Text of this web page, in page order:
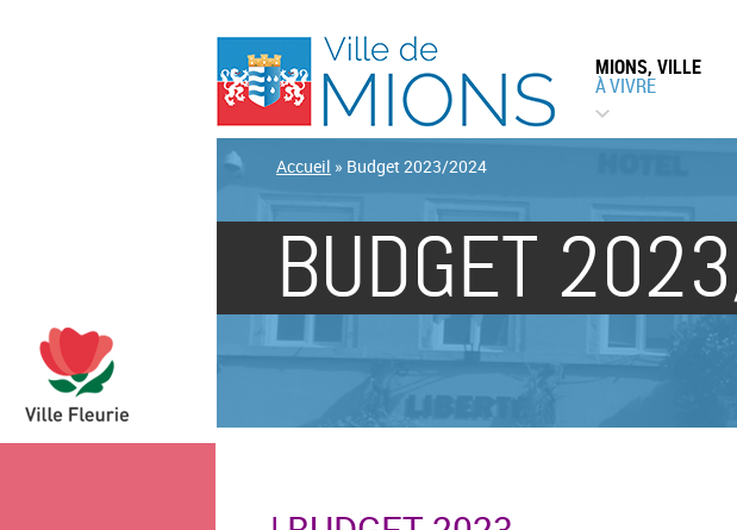
MIONS, VILLE
À VIVRE
Accueil » Budget 2023/2024
BUDGET